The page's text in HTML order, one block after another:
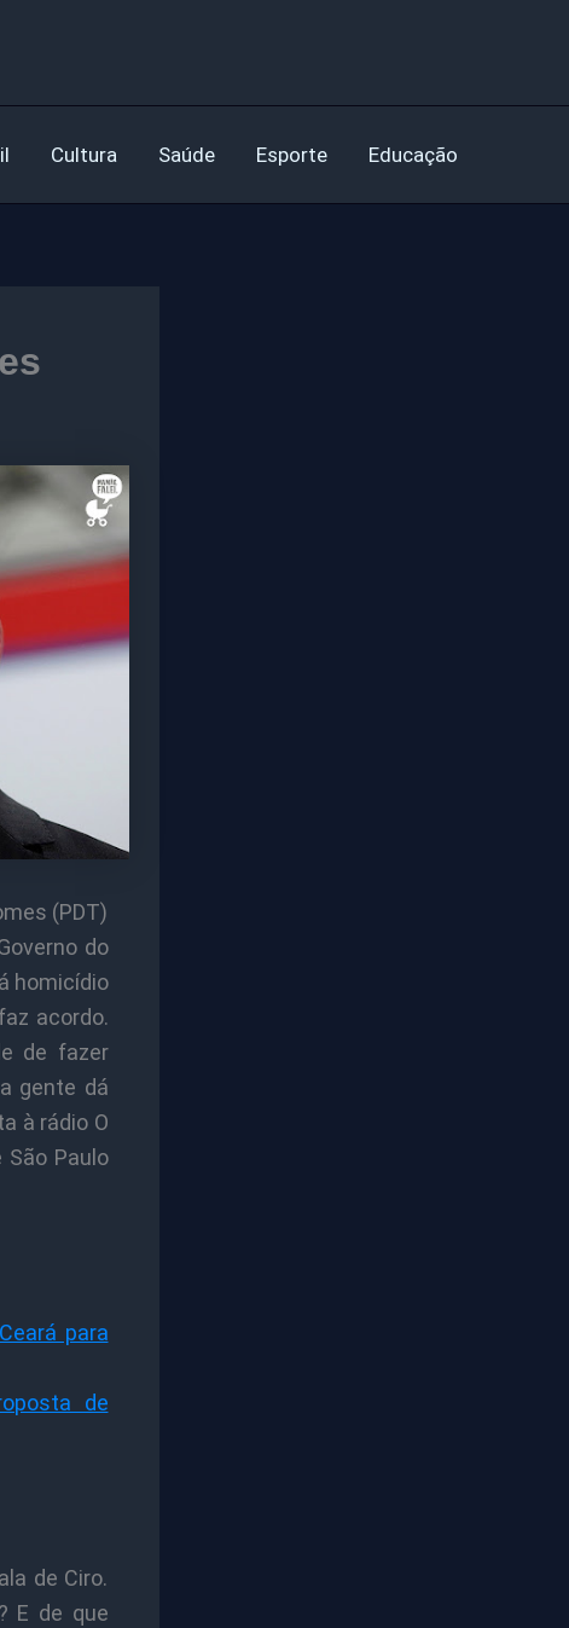
Cultura Saúde Esporte Educação
(PDT)
do
homicídio
acordo.
de fazer
gente dá
à rádio O
São Paulo
para
de
de Ciro.
E de que